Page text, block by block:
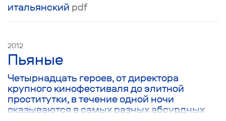
итальянский pdf
Пьяные
2012
Четырнадцать героев, от директора
крупного кинофестиваля до элитной
проститутки, в течение одной ночи
оказываются в самых разных абсурдных